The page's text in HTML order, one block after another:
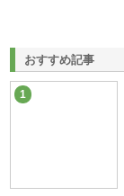
おすすめ記事
1